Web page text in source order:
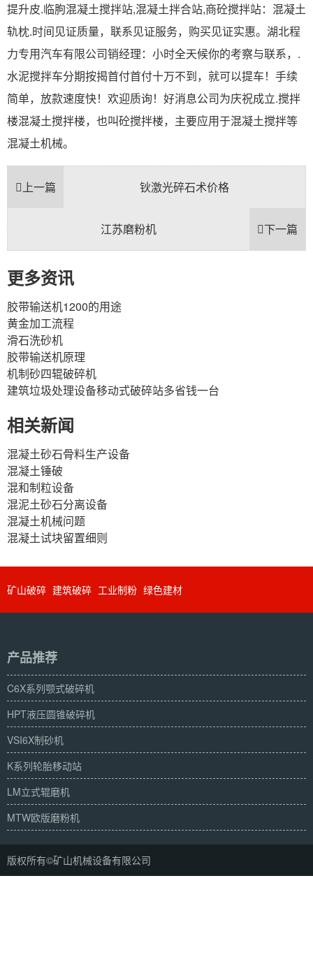
提升皮.临朐混凝土搅拌站,混凝土拌合站,商砼搅拌站：混凝土
轨枕.时间见证质量，联系见证服务，购买见证实惠。湖北程
力专用汽车有限公司销经理：小时全天候你的考察与联系，.
水泥搅拌车分期按揭首付首付十万不到，就可以提车！手续
简单，放款速度快！欢迎质询！好消息公司为庆祝成立.搅拌
楼混凝土搅拌楼，也叫砼搅拌楼，主要应用于混凝土搅拌等
混凝土机械。
上一篇 钬激光碎石术价格
下一篇
江苏磨粉机
更多资讯
胶带输送机1200的用途
黄金加工流程
滑石洗砂机
胶带输送机原理
机制砂四辊破碎机
建筑垃圾处理设备移动式破碎站多省钱一台
相关新闻
混凝土砂石骨料生产设备
混凝土锤破
混和制粒设备
混泥土砂石分离设备
混凝土机械问题
混凝土试块留置细则
矿山破碎 建筑破碎 工业制粉 绿色建材
产品推荐
C6X系列颚式破碎机
HPT液压圆锥破碎机
VSI6X制砂机
K系列轮胎移动站
LM立式辊磨机
MTW欧版磨粉机
版权所有©矿山机械设备有限公司